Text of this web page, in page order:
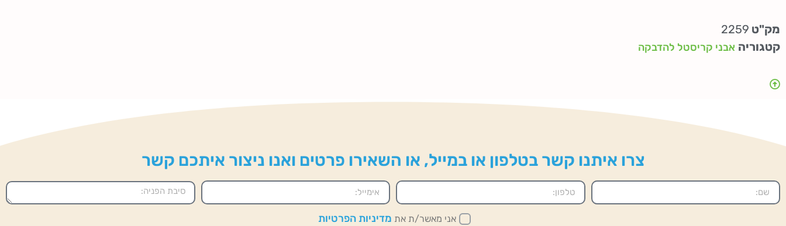
מק"ט 2259
קטגוריה אבני קריסטל להדבקה
צרו איתנו קשר בטלפון או במייל, או השאירו פרטים ואנו ניצור איתכם קשר
אני מאשר/ת את מדיניות הפרטיות